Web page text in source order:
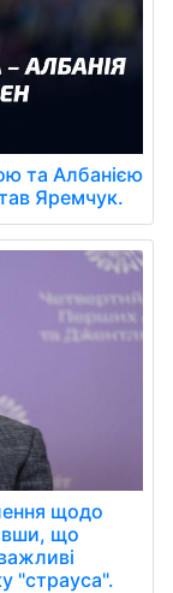
та Албанією
Яремчук.
щодо
що
"страуса".